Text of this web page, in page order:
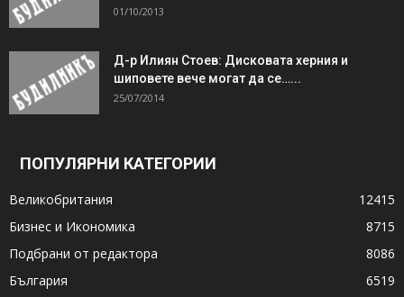
01/10/2013
Д-р Илиян Стоев: Дисковата херния и
шиповете вече могат да се…...
25/07/2014
ПОПУЛЯРНИ КАТЕГОРИИ
Великобритания
12415
Бизнес и Икономика
8715
Подбрани от редактора
8086
България
6519